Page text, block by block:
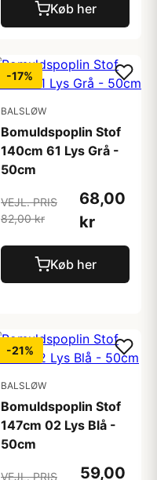
Køb her
-17%
BALSLØW
Bomuldspoplin Stof
140cm 61 Lys Grå -
50cm
VEJL. PRIS
82,00 kr
68,00
kr
Køb her
-21%
BALSLØW
Bomuldspoplin Stof
147cm 02 Lys Blå -
50cm
VEJL. PRIS 59,00